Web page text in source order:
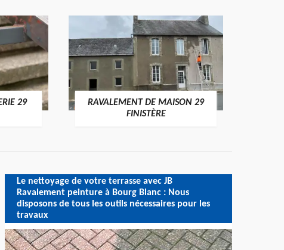
29
RAVALEMENT DE MAISON 29
FINISTÈRE
Le nettoyage de votre terrasse avec JB
Ravalement peinture à Bourg Blanc : Nous
disposons de tous les outils nécessaires pour les
travaux